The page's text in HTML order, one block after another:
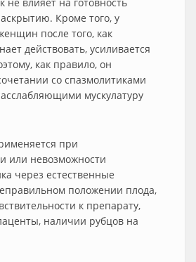
Кроме того, у
после того, как
действовать, усиливается
как правило, он
со спазмолитиками
мускулатуру
при
или невозможности
через естественные
положении плода,
к препарату,
наличии рубцов на